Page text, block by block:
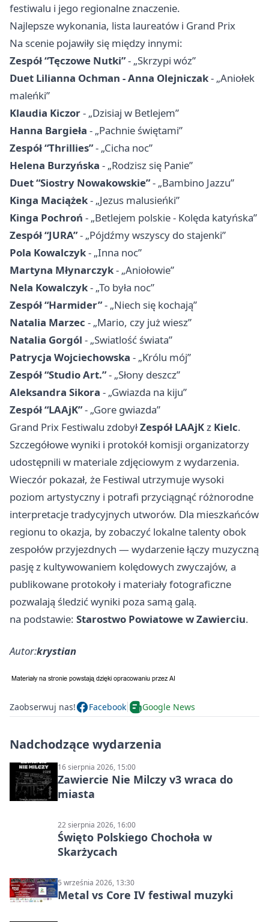
festiwalu i jego regionalne znaczenie.
Najlepsze wykonania, lista laureatów i Grand Prix
Na scenie pojawiły się między innymi:
Zespół “Tęczowe Nutki”- „Skrzypi wóz”
Duet Lilianna Ochman - Anna Olejniczak- „Aniołek
maleńki”
Klaudia Kiczor- „Dzisiaj w Betlejem”
Hanna Bargieła - „Pachnie świętami”
Zespół “Thrillies”- „Cicha noc”
Helena Burzyńska - „Rodzisz się Panie”
Duet “Siostry Nowakowskie”- „Bambino Jazzu”
Kinga Maciążek- „Jezus malusieńki”
Kinga Pochroń - „Betlejem polskie - Kolęda katyńska”
Zespół “JURA”- „Pójdźmy wszyscy do stajenki”
Pola Kowalczyk- „Inna noc”
Martyna Młynarczyk- „Aniołowie”
Nela Kowalczyk- „To była noc”
Zespół “Harmider”- „Niech się kochają”
Natalia Marzec - „Mario, czy już wiesz”
Natalia Gorgól - „Swiatlość świata”
Patrycja Wojciechowska - „Królu mój”
Zespół “Studio Art.”- „Słony deszcz”
Aleksandra Sikora - „Gwiazda na kiju”
Zespół “LAAjK”- „Gore gwiazda”
Grand Prix Festiwalu zdobyłZespół LAAjKz Kielc.
Szczegółowe wyniki i protokół komisji organizatorzy
udostępnili w materiale zdjęciowym z wydarzenia.
Wieczór pokazał, że Festiwal utrzymuje wysoki
poziom artystyczny i potrafi przyciągnąć różnorodne
interpretacje tradycyjnych utworów. Dla mieszkańców
regionu to okazja, by zobaczyć lokalne talenty obok
zespołów przyjezdnych — wydarzenie łączy muzyczną
pasję z kultywowaniem kolędowych zwyczajów, a
publikowane protokoły i materiały fotograficzne
pozwalają śledzić wyniki poza samą galą.
na podstawie: Starostwo Powiatowe w Zawierciu.
Autor:krystian
Zaobserwuj nas! Facebook Google News
Nadchodzące wydarzenia
16 sierpnia 2026, 15:00
Zawiercie Nie Milczy v3 wraca do
miasta
22 sierpnia 2026, 16:00
Święto Polskiego Chochoła w
Skarżycach
5 września 2026, 13:30
Metal vs Core IV festiwal muzyki